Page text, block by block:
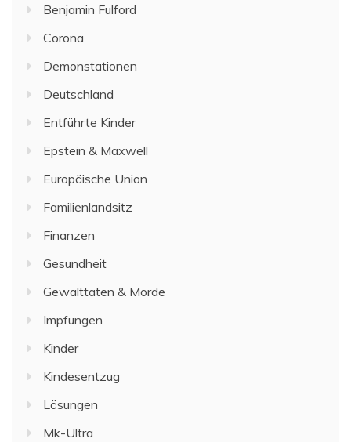
Benjamin Fulford
Corona
Demonstationen
Deutschland
Entführte Kinder
Epstein & Maxwell
Europäische Union
Familienlandsitz
Finanzen
Gesundheit
Gewalttaten & Morde
Impfungen
Kinder
Kindesentzug
Lösungen
Mk-Ultra